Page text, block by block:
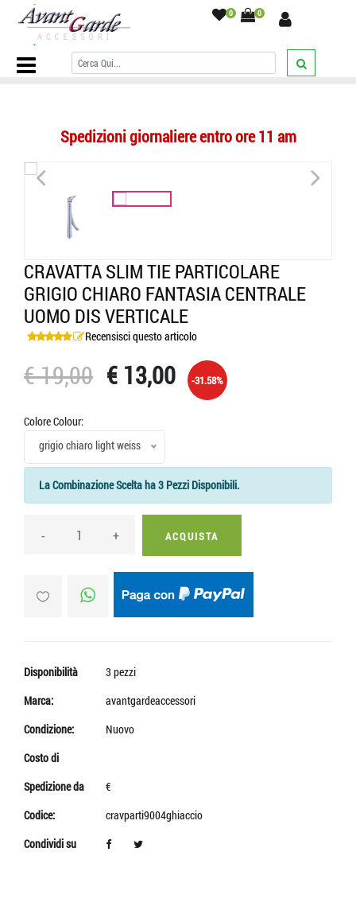
0 0
Home Page/CRAVATTE/Fantasia / Particolare e a Fiori/
Cravatta
slim tie particolare grigio chiaro fantasia centrale uomo dis verticale
Spedizioni giornaliere entro ore 11 am
< >
CRAVATTA SLIM TIE PARTICOLARE
GRIGIO CHIARO FANTASIA CENTRALE
UOMO DIS VERTICALE
Recensisci questo articolo
€ 19,00 € 13,00 -31.58%
Colore Colour:
grigio chiaro light weiss
La Combinazione Scelta ha 3 Pezzi Disponibili.
- + ACQUISTA
Disponibilità
3 pezzi
Marca:
avantgardeaccessori
Condizione:
Nuovo
Costo di
Spedizione da
€
Codice:
cravparti9004ghiaccio
Condividi su